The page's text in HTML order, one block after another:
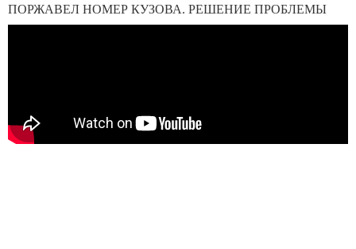
ПОРЖАВЕЛ НОМЕР КУЗОВА. РЕШЕНИЕ ПРОБЛЕМЫ